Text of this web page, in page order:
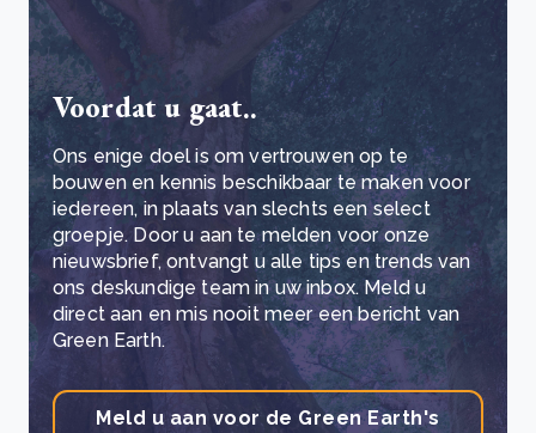
Voordat u gaat..
Ons enige doel is om vertrouwen op te
bouwen en kennis beschikbaar te maken voor
iedereen, in plaats van slechts een select
groepje. Door u aan te melden voor onze
nieuwsbrief, ontvangt u alle tips en trends van
ons deskundige team in uw inbox. Meld u
direct aan en mis nooit meer een bericht van
Green Earth.
Meld u aan voor de Green Earth's